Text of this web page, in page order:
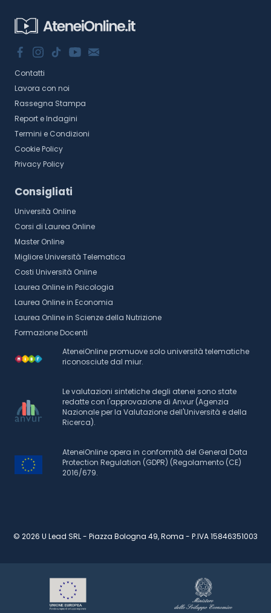
Contatti
Lavora con noi
Rassegna Stampa
Report e Indagini
Termini e Condizioni
Cookie Policy
Privacy Policy
Consigliati
Università Online
Corsi di Laurea Online
Master Online
Migliore Università Telematica
Costi Università Online
Laurea Online in Psicologia
Laurea Online in Economia
Laurea Online in Scienze della Nutrizione
Formazione Docenti
AteneiOnline promuove solo università telematiche
riconosciute dal miur.
Le valutazioni sintetiche degli atenei sono state
redatte con l'approvazione di Anvur (Agenzia
Nazionale per la Valutazione dell'Università e della
Ricerca).
AteneiOnline opera in conformità del General Data
Protection Regulation (GDPR) (Regolamento (CE)
2016/679.
© 2026 U Lead SRL - Piazza Bologna 49, Roma - P.IVA 15846351003